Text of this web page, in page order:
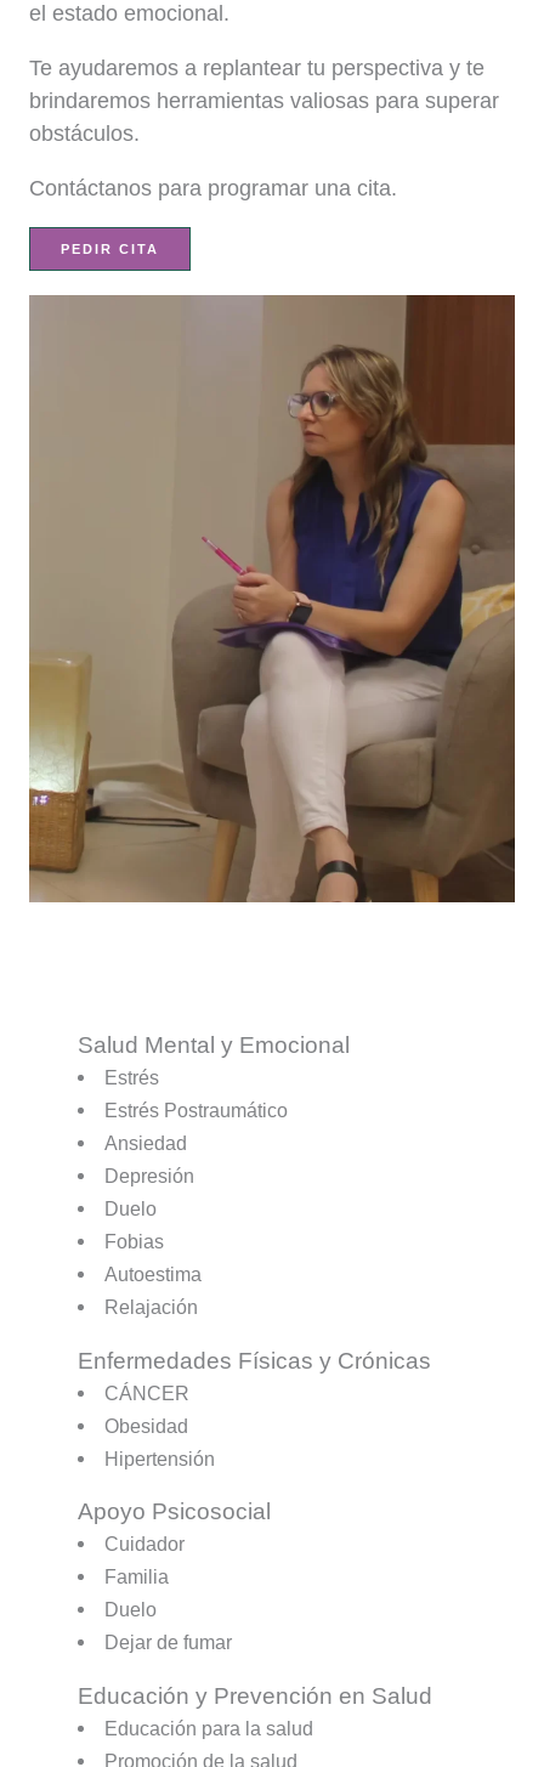
el estado emocional.
Te ayudaremos a replantear tu perspectiva y te
brindaremos herramientas valiosas para superar
obstáculos. ​
Contáctanos para programar una cita.
PEDIR CITA
Salud Mental y Emocional
Estrés
Estrés Postraumático
Ansiedad
Depresión
Duelo
Fobias
Autoestima
Relajación
Enfermedades Físicas y Crónicas
CÁNCER
Obesidad
Hipertensión
Apoyo Psicosocial
Cuidador
Familia
Duelo
Dejar de fumar
Educación y Prevención en Salud
Educación para la salud
Promoción de la salud